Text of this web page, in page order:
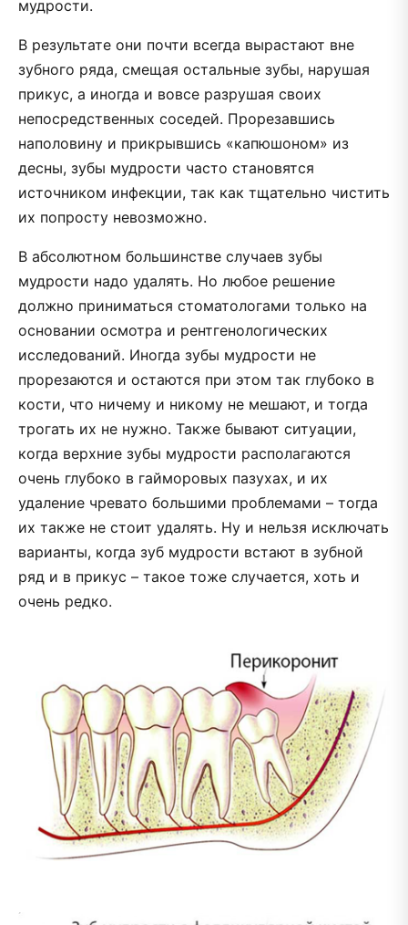
мудрости.
В результате они почти всегда вырастают вне
зубного ряда, смещая остальные зубы, нарушая
прикус, а иногда и вовсе разрушая своих
непосредственных соседей. Прорезавшись
наполовину и прикрывшись «капюшоном» из
десны, зубы мудрости часто становятся
источником инфекции, так как тщательно чистить
их попросту невозможно.
В абсолютном большинстве случаев зубы
мудрости надо удалять. Но любое решение
должно приниматься стоматологами только на
основании осмотра и рентгенологических
исследований. Иногда зубы мудрости не
прорезаются и остаются при этом так глубоко в
кости, что ничему и никому не мешают, и тогда
трогать их не нужно. Также бывают ситуации,
когда верхние зубы мудрости располагаются
очень глубоко в гайморовых пазухах, и их
удаление чревато большими проблемами – тогда
их также не стоит удалять. Ну и нельзя исключать
варианты, когда зуб мудрости встают в зубной
ряд и в прикус – такое тоже случается, хоть и
очень редко.